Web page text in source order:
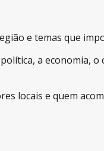
e temas que
a economia,
locais e quem